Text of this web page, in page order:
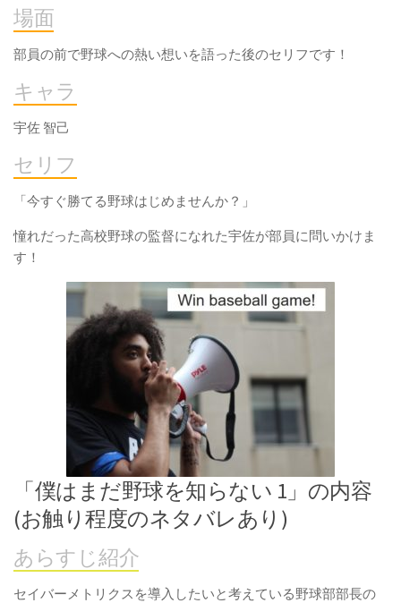
場面
部員の前で野球への熱い想いを語った後のセリフです！
キャラ
宇佐 智己
セリフ
「今すぐ勝てる野球はじめませんか？」
憧れだった高校野球の監督になれた宇佐が部員に問いかけま
す！
「僕はまだ野球を知らない 1」の内容
(お触り程度のネタバレあり)
あらすじ紹介
セイバーメトリクスを導入したいと考えている野球部部長の